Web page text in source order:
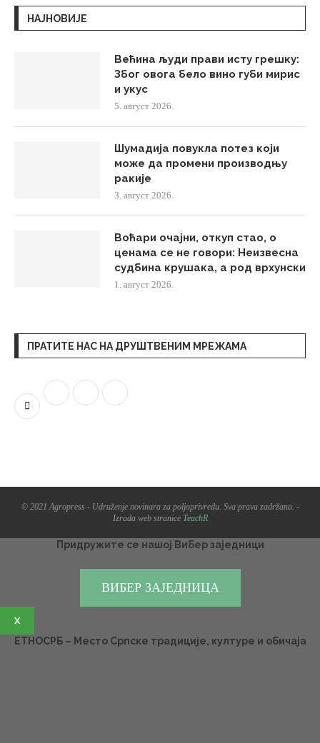
НАЈНОВИЈЕ
Већина људи прави исту грешку:
Због овога бело вино губи мирис
и укус
5. август 2026.
Шумадија повукла потез који
може да промени производњу
ракије
3. август 2026.
Воћари очајни, откуп стао, о
ценама се не говори: Неизвесна
судбина крушака, а род врхунски
1. август 2026.
ПРАТИТЕ НАС НА ДРУШТВЕНИМ МРЕЖАМА
© 2021 Agropress - Udruženje novinara za poljoprivredu. Sva prava zadržana. -
Izrada web stranice TeachR
Придружите се нашој Вибер заједници
ВИБЕР ЗАЈЕДНИЦА
X
ЕТНОСРБ – Место Српске традиције, културе и обичаја